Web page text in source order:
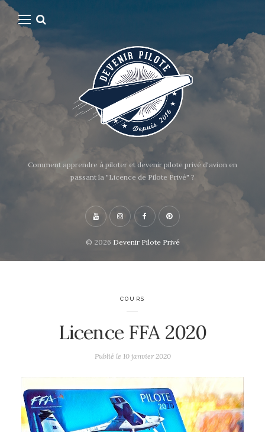
Comment apprendre à piloter et devenir pilote privé d'avion en
passant la "Licence de Pilote Privé" ?
© 2026 Devenir Pilote Privé
COURS
Licence FFA 2020
Publié le 10 janvier 2020